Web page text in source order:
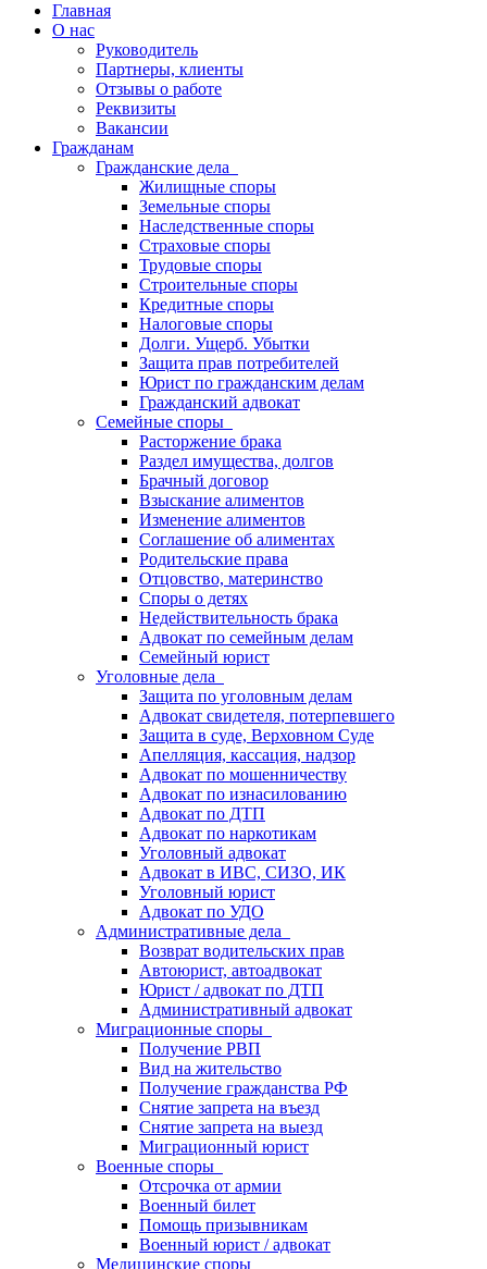
Главная
О нас
Руководитель
Партнеры, клиенты
Отзывы о работе
Реквизиты
Вакансии
Гражданам
Гражданские дела
Жилищные споры
Земельные споры
Наследственные споры
Страховые споры
Трудовые споры
Строительные споры
Кредитные споры
Налоговые споры
Долги. Ущерб. Убытки
Защита прав потребителей
Юрист по гражданским делам
Гражданский адвокат
Семейные споры
Расторжение брака
Раздел имущества, долгов
Брачный договор
Взыскание алиментов
Изменение алиментов
Соглашение об алиментах
Родительские права
Отцовство, материнство
Споры о детях
Недействительность брака
Адвокат по семейным делам
Семейный юрист
Уголовные дела
Защита по уголовным делам
Адвокат свидетеля, потерпевшего
Защита в суде, Верховном Суде
Апелляция, кассация, надзор
Адвокат по мошенничеству
Адвокат по изнасилованию
Адвокат по ДТП
Адвокат по наркотикам
Уголовный адвокат
Адвокат в ИВС, СИЗО, ИК
Уголовный юрист
Адвокат по УДО
Административные дела
Возврат водительских прав
Автоюрист, автоадвокат
Юрист / адвокат по ДТП
Административный адвокат
Миграционные споры
Получение РВП
Вид на жительство
Получение гражданства РФ
Снятие запрета на въезд
Снятие запрета на выезд
Миграционный юрист
Военные споры
Отсрочка от армии
Военный билет
Помощь призывникам
Военный юрист / адвокат
Медицинские споры